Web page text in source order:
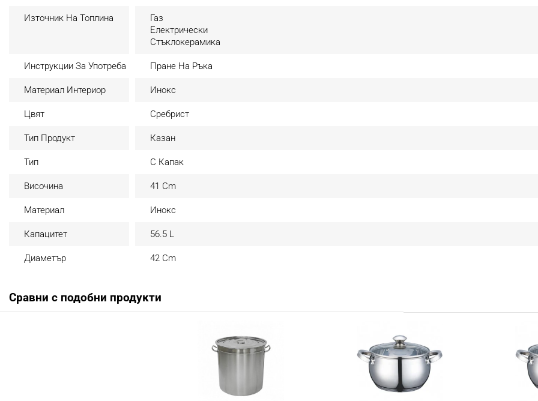
Източник На Топлина
Газ
Електрически
Стъклокерамика
Инструкции За Употреба Пране На Ръка
Материал Интериор Инокс
Цвят Сребрист
Тип Продукт Казан
Тип С Капак
Височина 41 Cm
Материал Инокс
Капацитет 56.5 L
Диаметър 42 Cm
Сравни с подобни продукти